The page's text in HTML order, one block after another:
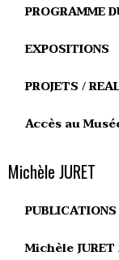
PROGRAMME
EXPOSITIONS
PROJETS /
Accès au
Michèle JURET
PUBLICATIONS
Michèle